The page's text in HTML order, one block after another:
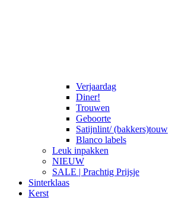
Verjaardag
Diner!
Trouwen
Geboorte
Satijnlint/ (bakkers)touw
Blanco labels
Leuk inpakken
NIEUW
SALE | Prachtig Prijsje
Sinterklaas
Kerst